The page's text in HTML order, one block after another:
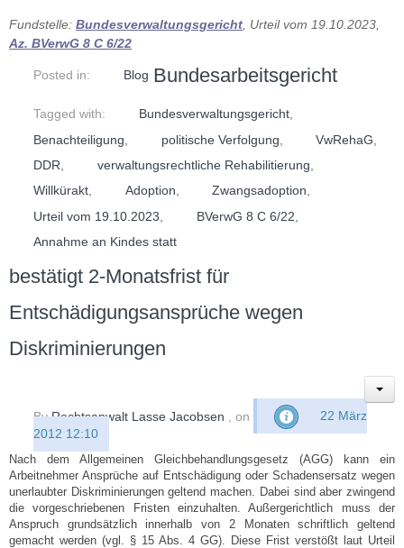
Fundstelle: Bundesverwaltungsgericht , Urteil vom 19.10.2023,
Az. BVerwG 8 C 6/22
Posted in: Blog
Tagged with: Bundesverwaltungsgericht,
Benachteiligung
politische Verfolgung VwRehaG
DDR
verwaltungsrechtliche Rehabilitierung
Willkürakt, Adoption, Zwangsadoption,
Urteil vom 19.10.2023
BVerwG 8 C 6/22
Annahme an Kindes statt
Bundesarbeitsgericht
bestätigt 2-Monatsfrist für
Entschädigungsansprüche wegen
Diskriminierungen
ByRechtsanwalt Lasse Jacobsen , on
22 März
2012 12:10
Nach dem Allgemeinen Gleichbehandlungsgesetz (AGG) kann ein
Arbeitnehmer Ansprüche auf Entschädigung oder Schadensersatz wegen
unerlaubter Diskriminierungen geltend machen. Dabei sind aber zwingend
die vorgeschriebenen Fristen einzuhalten. Außergerichtlich muss der
Anspruch grundsätzlich innerhalb von 2 Monaten schriftlich geltend
gemacht werden (vgl. § 15 Abs. 4 GG). Diese Frist verstößt laut Urteil